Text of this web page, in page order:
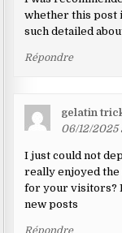
whether this post
such detailed
Répondre
gelatin
06/12/2025
I just could not
really enjoyed
for your visitors?
new posts
Répondre